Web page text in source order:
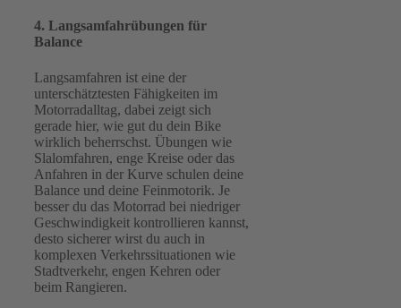
4. Langsamfahrübungen für
Balance
Langsamfahren ist eine der
unterschätztesten Fähigkeiten im
Motorradalltag, dabei zeigt sich
gerade hier, wie gut du dein Bike
wirklich beherrschst. Übungen wie
Slalomfahren, enge Kreise oder das
Anfahren in der Kurve schulen deine
Balance und deine Feinmotorik. Je
besser du das Motorrad bei niedriger
Geschwindigkeit kontrollieren kannst,
desto sicherer wirst du auch in
komplexen Verkehrssituationen wie
Stadtverkehr, engen Kehren oder
beim Rangieren.